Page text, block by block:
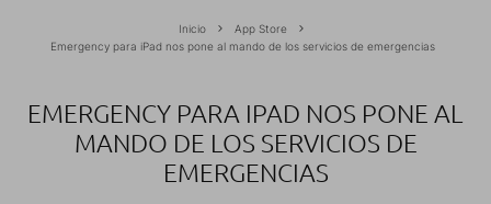
Inicio
App Store
Emergency para iPad nos pone al mando de los servicios de emergencias
EMERGENCY PARA IPAD NOS PONE AL
MANDO DE LOS SERVICIOS DE
EMERGENCIAS